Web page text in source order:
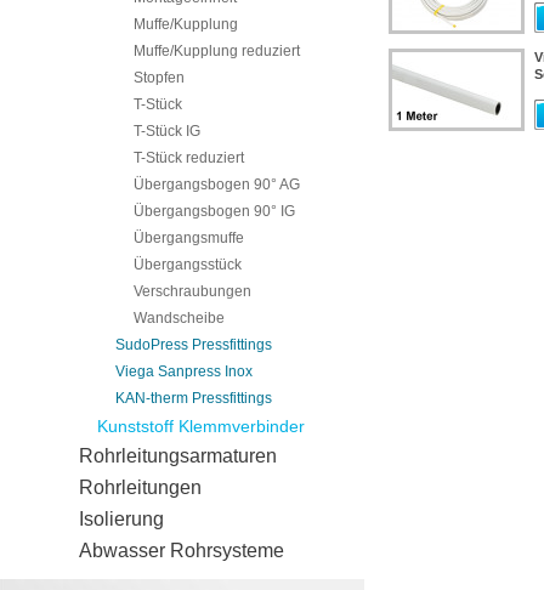
Muffe/Kupplung
Muffe/Kupplung reduziert
Stopfen
T-Stück
T-Stück IG
T-Stück reduziert
Übergangsbogen 90° AG
Übergangsbogen 90° IG
Übergangsmuffe
Übergangsstück
Verschraubungen
Wandscheibe
SudoPress Pressfittings
Viega Sanpress Inox
KAN-therm Pressfittings
Kunststoff Klemmverbinder
Rohrleitungsarmaturen
Rohrleitungen
Isolierung
Abwasser Rohrsysteme